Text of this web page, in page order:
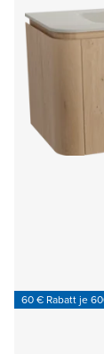
60 € Rabatt je